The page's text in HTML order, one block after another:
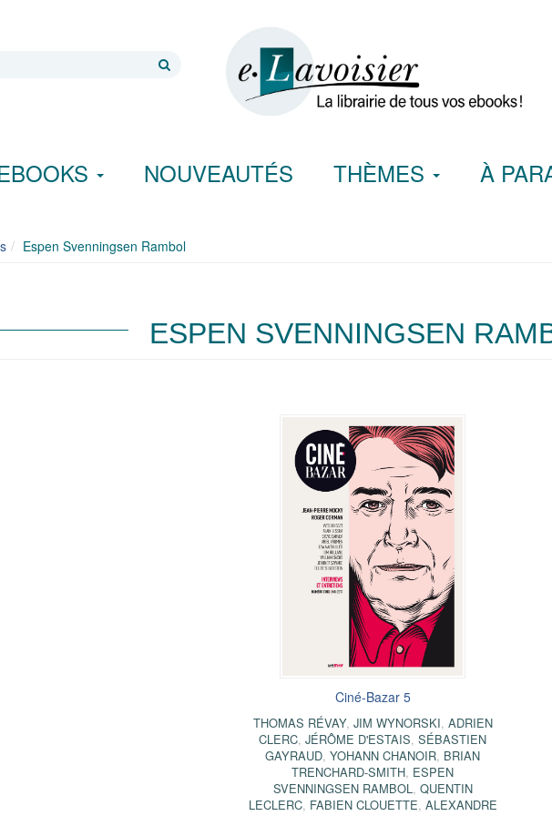
NOUVEAUTÉS THÈMES À
Espen Svenningsen Rambol
ESPEN SVENNINGSEN
Ciné-Bazar 5
THOMAS RÉVAY, JIM WYNORSKI, ADRIEN
CLERC, JÉRÔME D'ESTAIS, SÉBASTIEN
GAYRAUD, YOHANN CHANOIR, BRIAN
TRENCHARD-SMITH, ESPEN
SVENNINGSEN RAMBOL , QUENTIN
LECLERC, FABIEN CLOUETTE, ALEXANDRE